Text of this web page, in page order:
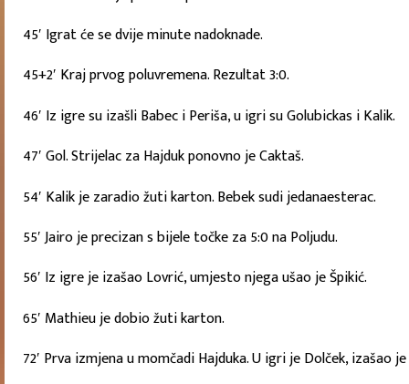
45′ Igrat će se dvije minute nadoknade.
45+2′ Kraj prvog poluvremena. Rezultat 3:0.
46′ Iz igre su izašli Babec i Periša, u igri su Golubickas i Kalik.
47′ Gol. Strijelac za Hajduk ponovno je Caktaš.
54′ Kalik je zaradio žuti karton. Bebek sudi jedanaesterac.
55′ Jairo je precizan s bijele točke za 5:0 na Poljudu.
56′ Iz igre je izašao Lovrić, umjesto njega ušao je Špikić.
65′ Mathieu je dobio žuti karton.
72′ Prva izmjena u momčadi Hajduka. U igri je Dolček, izašao